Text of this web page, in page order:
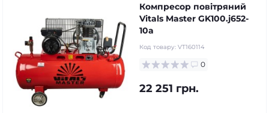
Компресор повітряний
Vitals Master GK100.j652-
10a
Код товару: VT160114
0
22 251 грн.